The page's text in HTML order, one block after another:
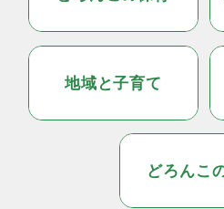
地域と子育て
どろんこ